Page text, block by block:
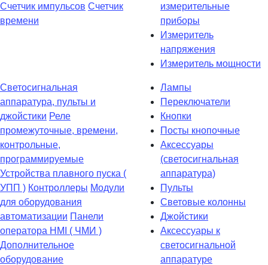
Счетчик импульсов Счетчик
времени
измерительные
приборы
Измеритель
напряжения
Измеритель мощности
Светосигнальная
аппаратура, пульты и
джойстики Реле
промежуточные, времени,
контрольные,
программируемые
Устройства плавного пуска (
УПП ) Контроллеры Модули
для оборудования
автоматизации Панели
оператора HMI ( ЧМИ )
Дополнительное
оборудование
Лампы
Переключатели
Кнопки
Посты кнопочные
Аксессуары
(светосигнальная
аппаратура)
Пульты
Световые колонны
Джойстики
Аксессуары к
светосигнальной
аппаратуре